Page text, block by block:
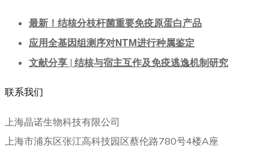
最新！结核分枝杆菌重要免疫原蛋白产品
应用全基因组测序对NTM进行种属鉴定
文献分享 | 结核与宿主互作及免疫逃逸机制研究
联系我们
上海晶诺生物科技有限公司
上海市浦东区张江高科技园区蔡伦路780号4楼A座